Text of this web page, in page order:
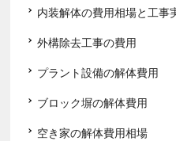
内装解体の費用相場と工事
外構除去工事の費用
プラント設備の解体費用
ブロック塀の解体費用
空き家の解体費用相場